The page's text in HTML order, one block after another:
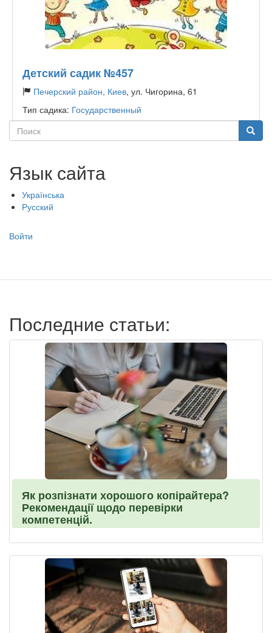
Детский садик №457
Печерский район, Киев, ул. Чигорина, 61
Тип садика: Государственный
Поиск
Поиск
Язык сайта
Українська
Русский
Меню
записи
Войти
Последние статьи:
Як розпізнати хорошого копірайтера?
Рекомендації щодо перевірки
компетенцій.